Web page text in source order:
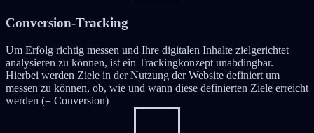
Conversion-Tracking
Um Erfolg richtig messen und Ihre digitalen Inhalte zielgerichtet
analysieren zu können, ist ein Trackingkonzept unabdingbar.
Hierbei werden Ziele in der Nutzung der Website definiert um
messen zu können, ob, wie und wann diese definierten Ziele erreicht
werden (= Conversion)